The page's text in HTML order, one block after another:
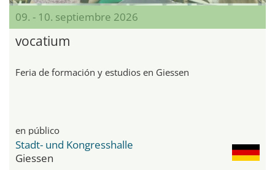
09. - 10. septiembre 2026
vocatium
Feria de formación y estudios en Giessen
en público
Stadt- und Kongresshalle
Giessen